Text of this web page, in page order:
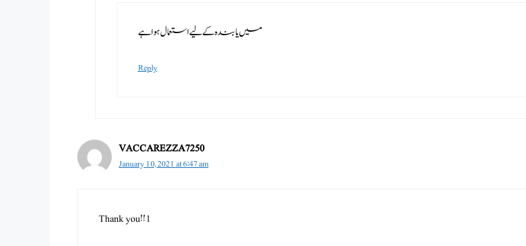
میں یا بندہ کے لیے استعمال ہوا ہے
Reply
VACCAREZZA7250
January 10, 2021 at 6:47 am
Thank you!!1